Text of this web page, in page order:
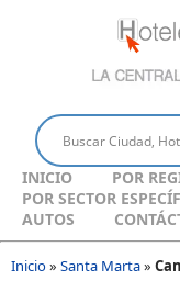
INICIO
POR
POR SECTOR
AUTOS
Inicio» Santa Marta»